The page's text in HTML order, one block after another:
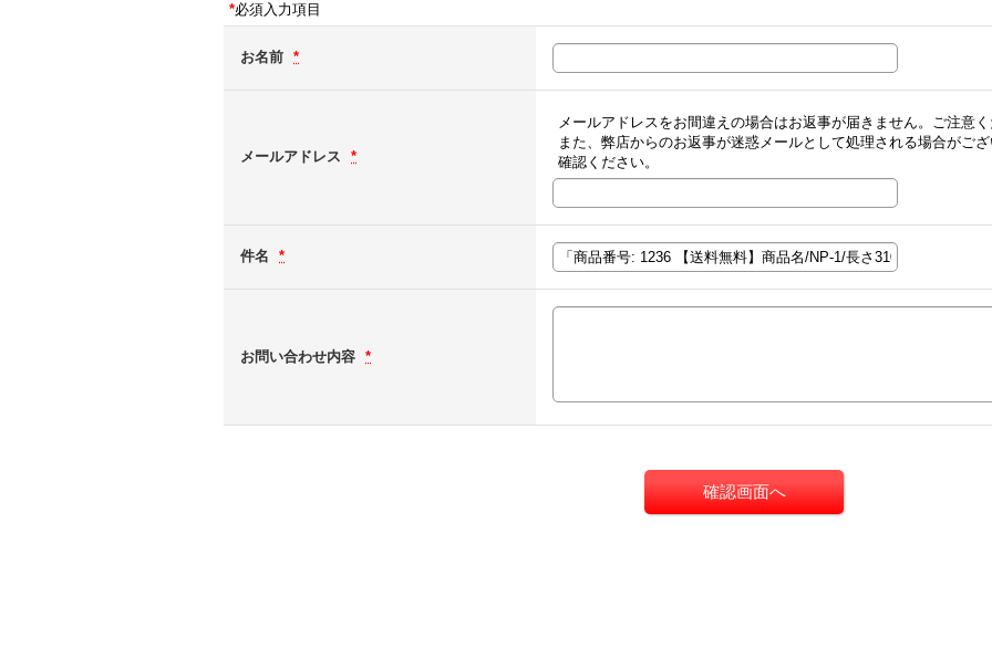
*必須入力項目
お名前 *
メールアドレス *
メールアドレスをお間違えの場合はお返事が届きません。ご注意く
また、弊店からのお返事が迷惑メールとして処理される場合がご
確認ください。
件名 *
お問い合わせ内容 *